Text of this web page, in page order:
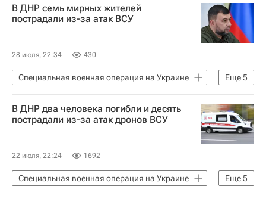
В ДНР семь мирных жителей
пострадали из-за атак ВСУ
28 июля, 22:34 430
Еще5
Специальная военная операция на Украине
Горловка
Донецкая Народная Республика
Денис Пушилин
В ДНР два человека погибли и десять
пострадали из-за атак дронов ВСУ
22 июля, 22:24 1692
Еще5
Специальная военная операция на Украине
Донецк
Горловка